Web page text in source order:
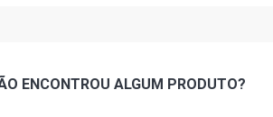
ENCONTROU ALGUM PRODUTO?